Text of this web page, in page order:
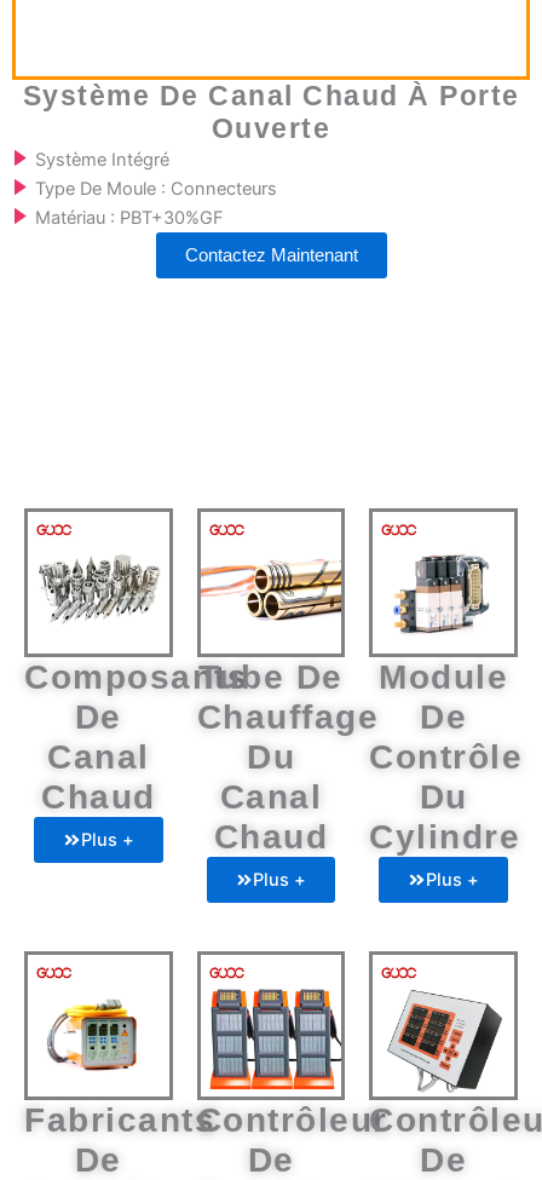
Système De Canal Chaud À Porte
Ouverte
Système Intégré
Type De Moule : Connecteurs
Matériau : PBT+30%GF
Contactez Maintenant
Composants
De
Canal
Chaud
Plus +
Tube De
Chauffage
Du
Canal
Chaud
Plus +
Module
De
Contrôle
Du
Cylindre
Plus +
Fabricants
De
Contrôleur
De
De